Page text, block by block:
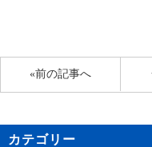
«前の記事へ
カテゴリー